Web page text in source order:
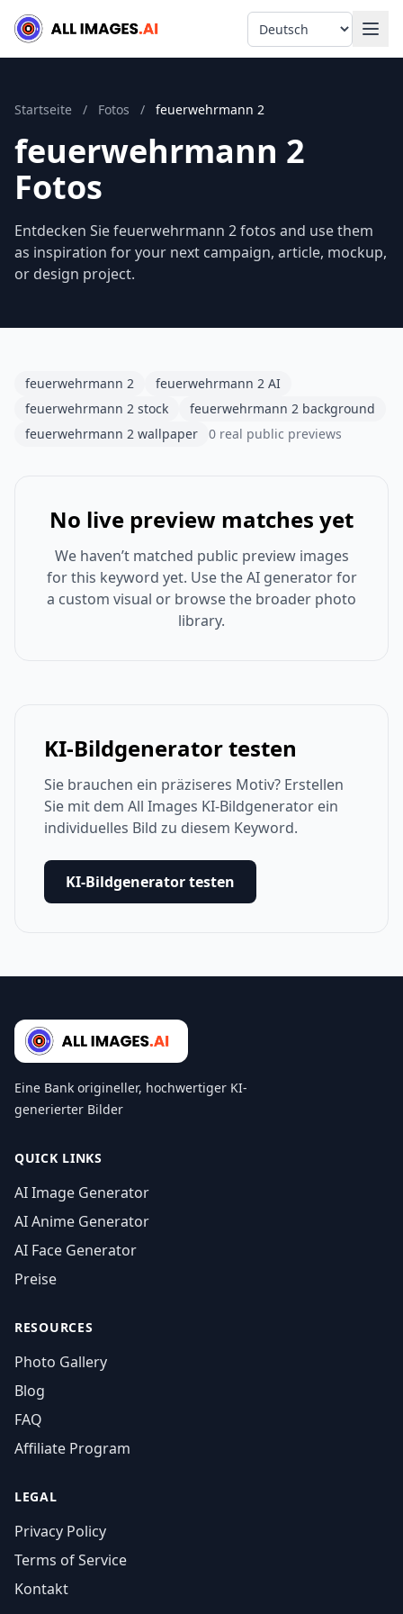
Language
Startseite / Fotos / feuerwehrmann 2
feuerwehrmann 2
Fotos
Entdecken Sie feuerwehrmann 2 fotos and use them
as inspiration for your next campaign, article, mockup,
or design project.
feuerwehrmann 2
feuerwehrmann 2 AI
feuerwehrmann 2 stock
feuerwehrmann 2 background
feuerwehrmann 2 wallpaper
0 real public previews
No live preview matches yet
We haven’t matched public preview images
for this keyword yet. Use the AI generator for
a custom visual or browse the broader photo
library.
KI-Bildgenerator testen
Sie brauchen ein präziseres Motiv? Erstellen
Sie mit dem All Images KI-Bildgenerator ein
individuelles Bild zu diesem Keyword.
KI-Bildgenerator testen
Eine Bank origineller, hochwertiger KI-
generierter Bilder
QUICK LINKS
AI Image Generator
AI Anime Generator
AI Face Generator
Preise
RESOURCES
Photo Gallery
Blog
FAQ
Affiliate Program
LEGAL
Privacy Policy
Terms of Service
Kontakt